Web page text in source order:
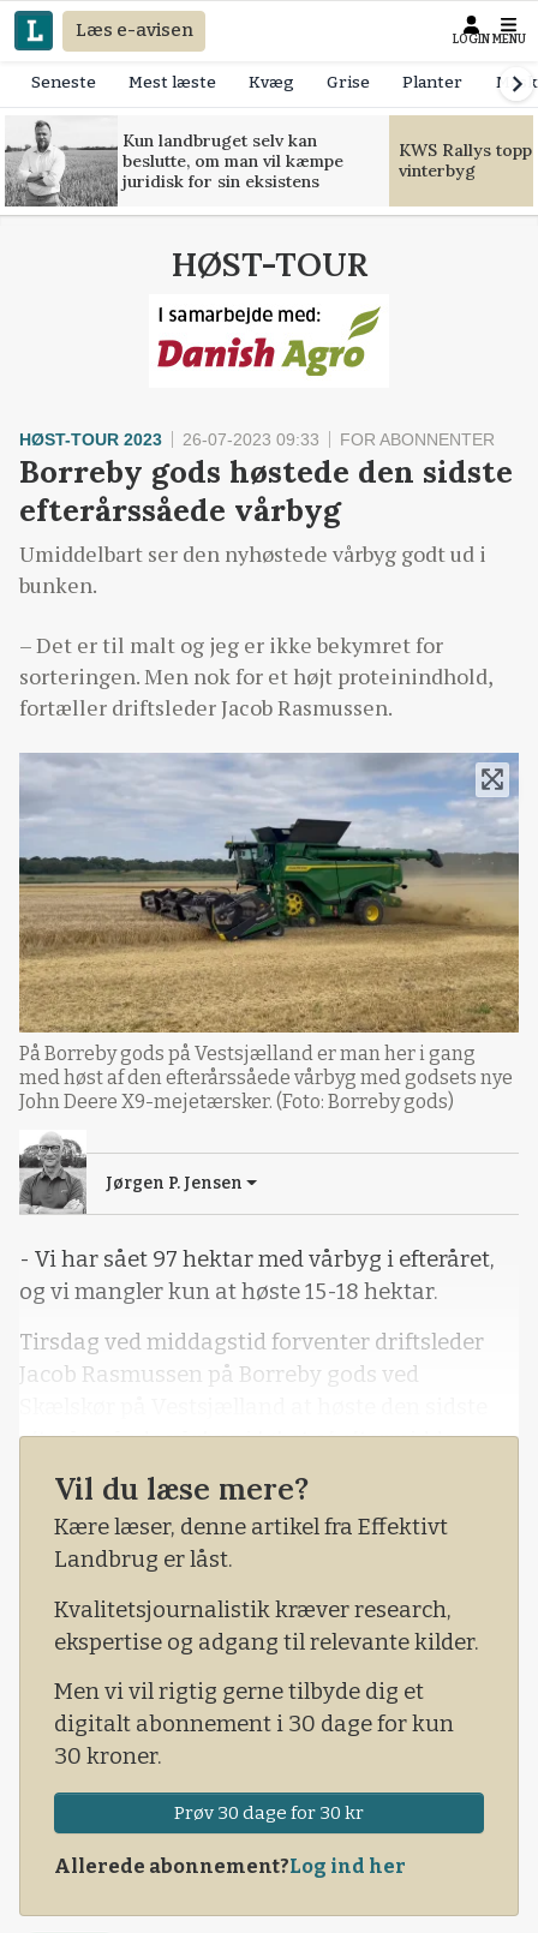
Læs e-avisen LOGIN MENU
Seneste Mest læste Kvæg Grise Planter
Kun landbruget selv kan
beslutte, om man vil kæmpe
juridisk for sin eksistens
KWS Rallys
vinterbyg
HØST-TOUR
HØST-TOUR 2023 26-07-2023 09:33 FOR ABONNENTER
Borreby gods høstede den sidste
efterårssåede vårbyg
Umiddelbart ser den nyhøstede vårbyg godt ud i
bunken.
– Det er til malt og jeg er ikke bekymret for
sorteringen. Men nok for et højt proteinindhold,
fortæller driftsleder Jacob Rasmussen.
På Borreby gods på Vestsjælland er man her i gang
med høst af den efterårssåede vårbyg med godsets nye
John Deere X9-mejetærsker. (Foto: Borreby gods)
Jørgen P. Jensen
- Vi har sået 97 hektar med vårbyg i efteråret,
og vi mangler kun at høste 15-18 hektar.
Tirsdag ved middagstid forventer driftsleder
Jacob Rasmussen på Borreby gods ved
efterårssåede vårbyg i løbet af eftermiddagen.
- Ring til mig onsdag middag, så har jeg opgjort
udbytte og kvalitet af vårbyggen, fastslår han
til Effektivt Landbrug.
Det er sorten Laureate til malt, der har klaret
den milde vinter godt.
Vil du læse mere?
Kære læser, denne artikel fra Effektivt
Landbrug er låst.
Kvalitetsjournalistik kræver research,
ekspertise og adgang til relevante kilder.
Men vi vil rigtig gerne tilbyde dig et
digitalt abonnement i 30 dage for kun
30 kroner.
Prøv 30 dage for 30 kr
Allerede abonnement?Log ind her